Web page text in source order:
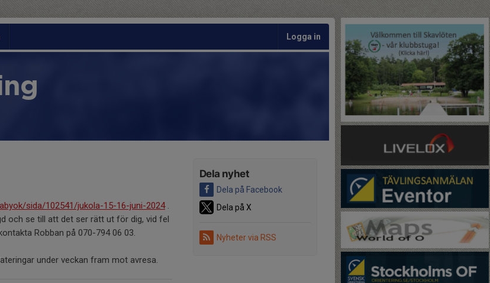
Logga in
Dela nyhet
Dela på Facebook
Dela på X
Nyheter via RSS
sida/102541/jukola-15-16-juni-2024.
och se till att det ser rätt ut för dig, vid fel
Robban på 070-794 06 03.
under veckan fram mot avresa.